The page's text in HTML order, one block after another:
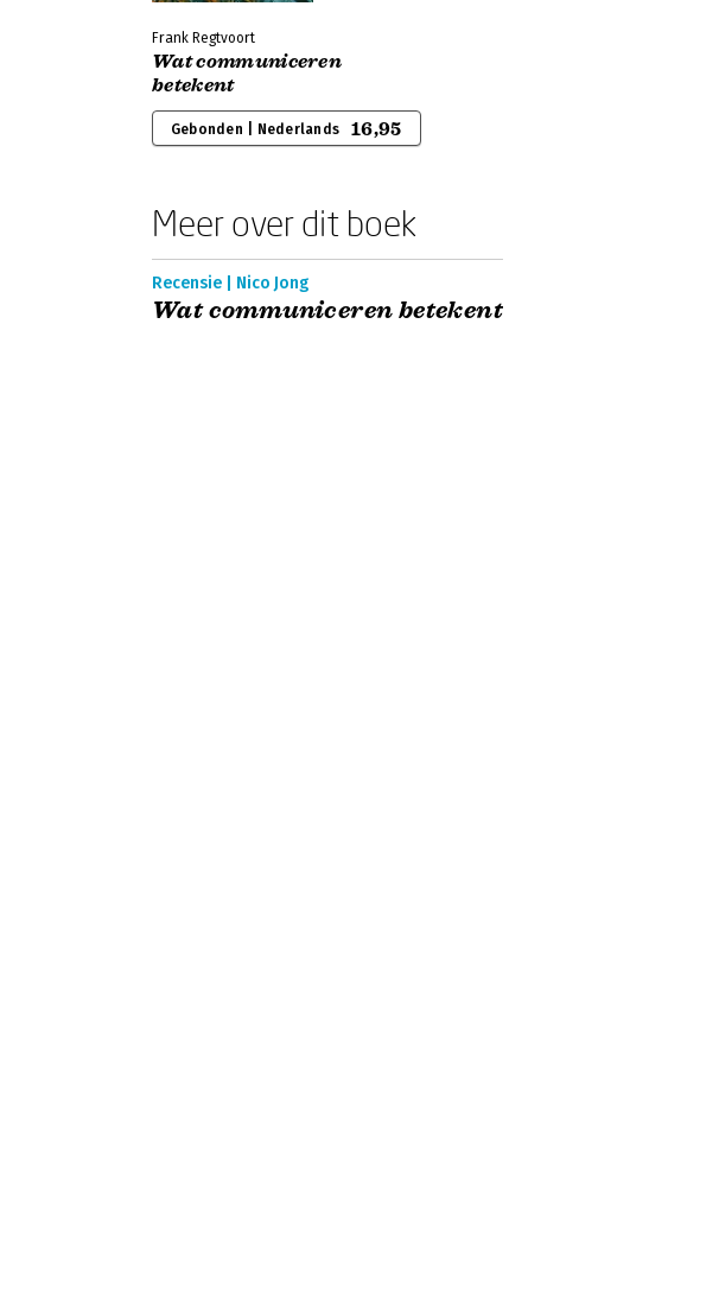
Frank Regtvoort
Wat communiceren
betekent
Gebonden | Nederlands 16,95
Meer over dit boek
Recensie | Nico Jong
Wat communiceren betekent